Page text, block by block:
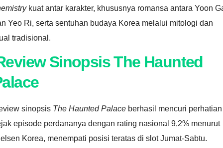
kuat antar karakter, khususnya romansa antara Yoon
Yeo Ri, serta sentuhan budaya Korea melalui mitologi dan
tradisional.
Sinopsis The Haunted
sinopsis The Haunted Palace berhasil mencuri perhatian
episode perdananya dengan rating nasional 9,2% menurut
Korea, menempati posisi teratas di slot Jumat-Sabtu.